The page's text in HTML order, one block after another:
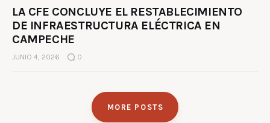
LA CFE CONCLUYE EL RESTABLECIMIENTO
DE INFRAESTRUCTURA ELÉCTRICA EN
CAMPECHE
JUNIO 4, 2026 0
MORE POSTS